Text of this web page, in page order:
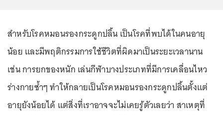
สำหรับโรคหมอนรองกระดูกปลิ้น เป็นโรคที่พบได้ในคนอายุ
น้อย และมีพฤติกรรมการใช้ชีวิตที่ผิดมาเป็นระยะเวลานาน
เช่น การยกของหนัก เล่นกีฬาบางประเภทที่มีการเคลื่อนไหว
ร่างกายซ้ำๆ ทำให้กลายเป็นโรคหมอนรองกระดูกปลิ้นตั้งแต่
อายุยังน้อยได้ แต่สิ่งที่เราอาจจะไม่เคยรู้ตัวเลยว่า สาเหตุที่